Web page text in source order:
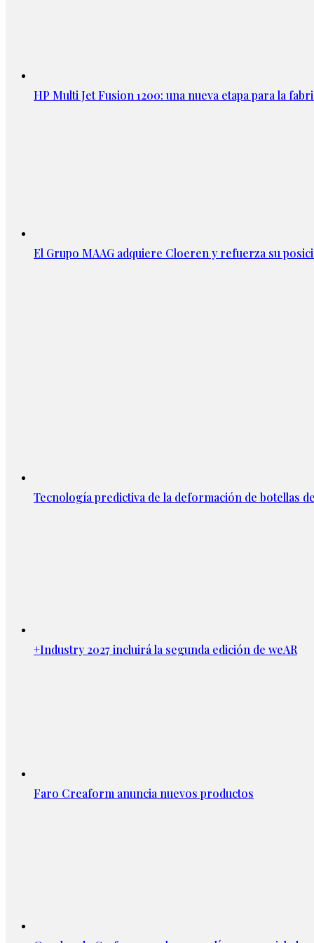
HP Multi Jet Fusion 1200: una nueva etapa para la
El Grupo MAAG adquiere Cloeren y refuerza su
Tecnología predictiva de la deformación de botellas
+Industry 2027 incluirá la segunda edición de weAR
Faro Creaform anuncia nuevos productos